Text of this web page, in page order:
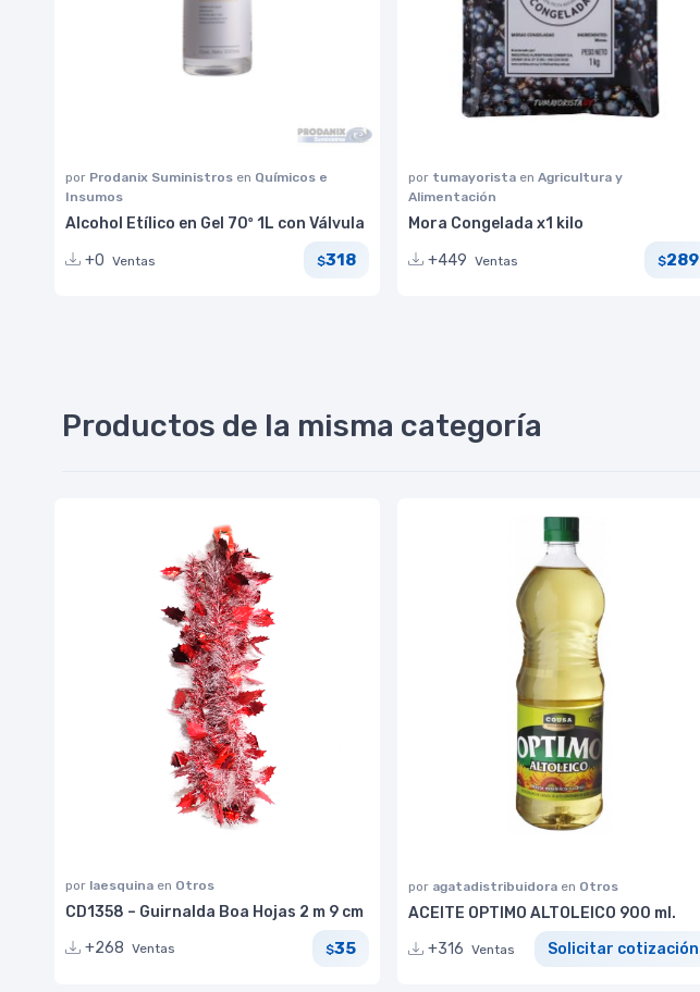
por Prodanix Suministros en Químicos e
Insumos
Alcohol Etílico en Gel 70º 1L con Válvula
+0 Ventas $318
por tumayorista en Agricultura y
Alimentación
Mora Congelada x1 kilo
+449 Ventas $289
Productos de la misma categoría
por laesquina en Otros
CD1358 – Guirnalda Boa Hojas 2 m 9 cm
+268 Ventas $35
por agatadistribuidora en Otros
ACEITE OPTIMO ALTOLEICO 900 ml.
+316 Ventas Solicitar cotización